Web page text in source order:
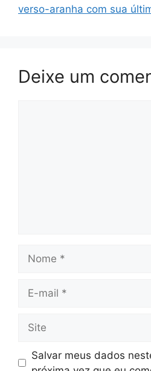
verso-aranha com sua
Deixe um
mail
Salvar meus dados